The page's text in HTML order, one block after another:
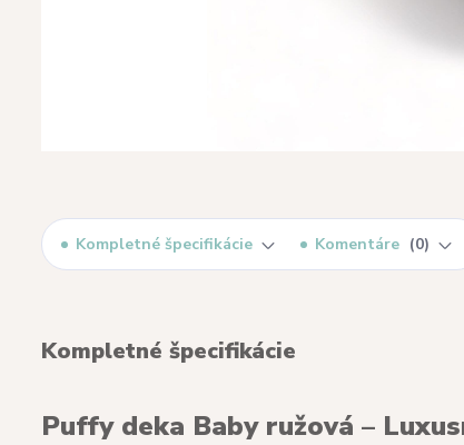
Kompletné špecifikácie Komentáre 0
Kompletné špecifikácie
Puffy deka Baby ružová –